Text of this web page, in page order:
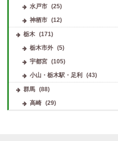
水戸市
(25)
神栖市
(12)
栃木 (171)
栃木市外
(5)
宇都宮
(105)
小山・栃木駅・足利
(43)
群馬 (88)
高崎
(29)